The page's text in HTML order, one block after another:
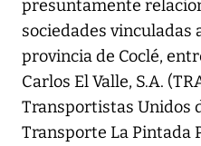
presuntamente
sociedades vinculadas
provincia de Coclé,
Carlos El Valle, S.A.
Transportistas Unidos
Transporte La Pintada